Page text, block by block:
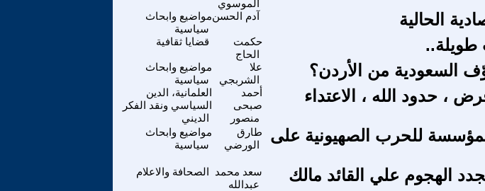
الموسوي
مواضيع وابحاث
سياسية
آدم الحسن الحالية
قضايا ثقافية
حكمت
الحاج
طويلة..
مواضيع وابحاث
سياسية
علا
الشربجي
السعودية من الأردن؟
العلمانية، الدين
السياسي ونقد الفكر
الديني
أحمد
صبحى
منصور
، حدود الله ، الاعتداء
مواضيع وابحاث
سياسية
طارق
الورضي
للحرب الصهيونية على
الصحافة والاعلام سعد محمد
عبدالله
الهجوم علي القائد مالك